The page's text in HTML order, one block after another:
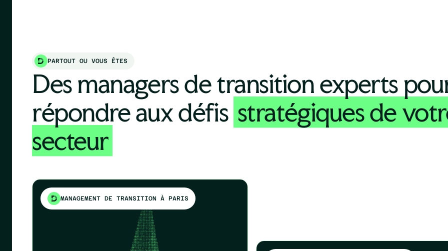
PARTOUT OU VOUS ÊTES
Des managers de transition experts
répondre aux défis stratégiques de
secteur
MANAGEMENT DE TRANSITION À PARIS